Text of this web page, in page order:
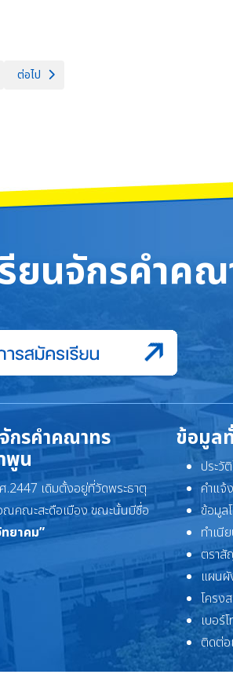
: โรงเรียนจักรคำคณาทร จังหวัดลำพูน ขอแสดงคว
เนื้อหาถัดไป: โรงเรียนจักรคำคณาทร จังหวัดลำ
ต่อไป
รียนจักรคำค
กรคำคณาทร
พูน
.2447 เดิมตั้งอยู่ที่วัดพระธาตุ
ณคณะสะดือเมือง ขณะนั้นมีชื่อ
ทยาคม”
ข้อมูล
ประวั
คำแจ้
ข้อมูล
ทำเนี
ตรา
แผนผั
โครง
เบอร์
ติดต่อ